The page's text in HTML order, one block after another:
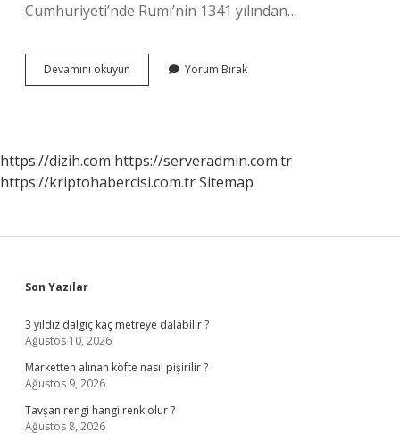
Cumhuriyeti’nde Rumi’nin 1341 yılından…
Devamını okuyun Teşrinievvel
Hangi
Yorum Bırak
https://dizih.com https://serveradmin.com.tr
https://kriptohabercisi.com.trSitemap
Sidebar
Son Yazılar
3 yıldız dalgıç kaç metreye dalabilir ?
Ağustos 10, 2026
Marketten alınan köfte nasıl pişirilir ?
Ağustos 9, 2026
Tavşan rengi hangi renk olur ?
Ağustos 8, 2026